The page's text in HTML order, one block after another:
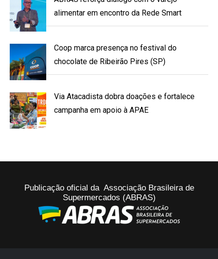
alimentar em encontro da Rede Smart
Coop marca presença no festival do
chocolate de Ribeirão Pires (SP)
Via Atacadista dobra doações e fortalece
campanha em apoio à APAE
Publicação oficial da Associação Brasileira de
Supermercados (ABRAS)